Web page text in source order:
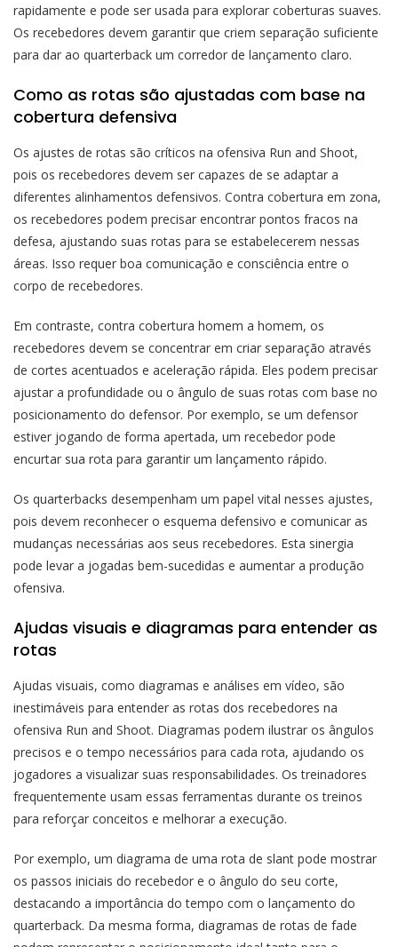
rapidamente e pode ser usada para explorar coberturas suaves.
Os recebedores devem garantir que criem separação suficiente
para dar ao quarterback um corredor de lançamento claro.
Como as rotas são ajustadas com base na
cobertura defensiva
Os ajustes de rotas são críticos na ofensiva Run and Shoot,
pois os recebedores devem ser capazes de se adaptar a
diferentes alinhamentos defensivos. Contra cobertura em zona,
os recebedores podem precisar encontrar pontos fracos na
defesa, ajustando suas rotas para se estabelecerem nessas
áreas. Isso requer boa comunicação e consciência entre o
corpo de recebedores.
Em contraste, contra cobertura homem a homem, os
recebedores devem se concentrar em criar separação através
de cortes acentuados e aceleração rápida. Eles podem precisar
ajustar a profundidade ou o ângulo de suas rotas com base no
posicionamento do defensor. Por exemplo, se um defensor
estiver jogando de forma apertada, um recebedor pode
encurtar sua rota para garantir um lançamento rápido.
Os quarterbacks desempenham um papel vital nesses ajustes,
pois devem reconhecer o esquema defensivo e comunicar as
mudanças necessárias aos seus recebedores. Esta sinergia
pode levar a jogadas bem-sucedidas e aumentar a produção
ofensiva.
Ajudas visuais e diagramas para entender as
rotas
Ajudas visuais, como diagramas e análises em vídeo, são
inestimáveis para entender as rotas dos recebedores na
ofensiva Run and Shoot. Diagramas podem ilustrar os ângulos
precisos e o tempo necessários para cada rota, ajudando os
jogadores a visualizar suas responsabilidades. Os treinadores
frequentemente usam essas ferramentas durante os treinos
para reforçar conceitos e melhorar a execução.
Por exemplo, um diagrama de uma rota de slant pode mostrar
os passos iniciais do recebedor e o ângulo do seu corte,
destacando a importância do tempo com o lançamento do
quarterback. Da mesma forma, diagramas de rotas de fade